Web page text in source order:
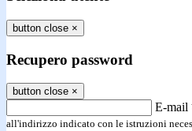
button close ×
Recupero password
button close ×
E-mail
all'indirizzo indicato con le istruzioni